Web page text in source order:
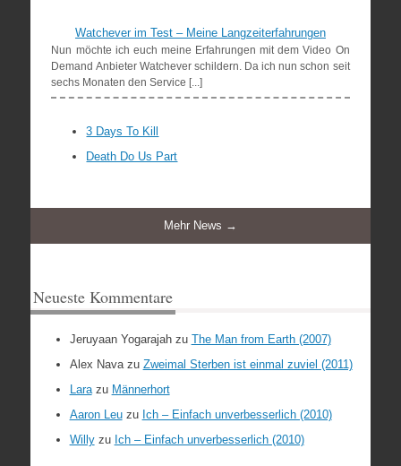
Watchever im Test – Meine Langzeiterfahrungen
Nun möchte ich euch meine Erfahrungen mit dem Video On
Demand Anbieter Watchever schildern. Da ich nun schon seit
sechs Monaten den Service [...]
3 Days To Kill
Death Do Us Part
Mehr News →
Neueste Kommentare
Jeruyaan Yogarajahzu The Man from Earth (2007)
Alex Navazu Zweimal Sterben ist einmal zuviel (2011)
Larazu Männerhort
Aaron Leuzu Ich – Einfach unverbesserlich (2010)
Willyzu Ich – Einfach unverbesserlich (2010)